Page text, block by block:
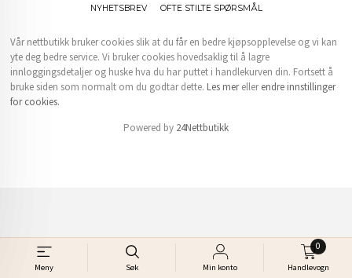
Meny Søk Min konto Handlevogn
0
NYHETSBREV OFTE STILTE SPØRSMÅL
Vår nettbutikk bruker cookies slik at du får en bedre kjøpsopplevelse og vi kan
yte deg bedre service. Vi bruker cookies hovedsaklig til å lagre
innloggingsdetaljer og huske hva du har puttet i handlekurven din. Fortsett å
bruke siden som normalt om du godtar dette. Les merellerendre innstillinger
for cookies.
Powered by 24Nettbutikk